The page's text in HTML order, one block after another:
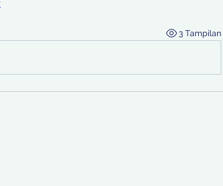
3 Tampilan